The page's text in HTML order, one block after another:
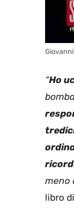
“Ho
meno
libro